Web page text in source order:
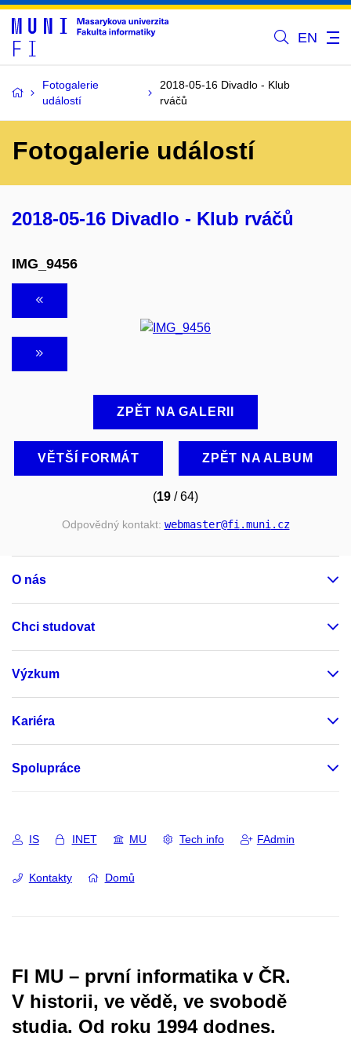
EN
Fotogalerie
událostí
2018-05-16 Divadlo - Klub
rváčů
Fotogalerie událostí
2018-05-16 Divadlo - Klub rváčů
IMG_9456
ZPĚT NA GALERII
VĚTŠÍ FORMÁT ZPĚT NA ALBUM
(19 / 64)
Odpovědný kontakt: webmaster@fi.muni.cz
O nás
Chci studovat
Výzkum
Kariéra
Spolupráce
IS INET MU Tech info FAdmin
Kontakty Domů
FI MU – první informatika v ČR.
V historii, ve vědě, ve svobodě
studia. Od roku 1994 dodnes.